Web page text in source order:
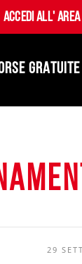
Accedi all'
GRATUITE
29